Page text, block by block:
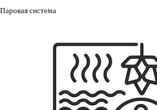
Паровая система